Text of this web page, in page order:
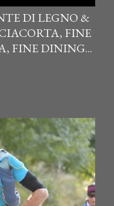
DI LEGNO &
FINE
FINE DINING...